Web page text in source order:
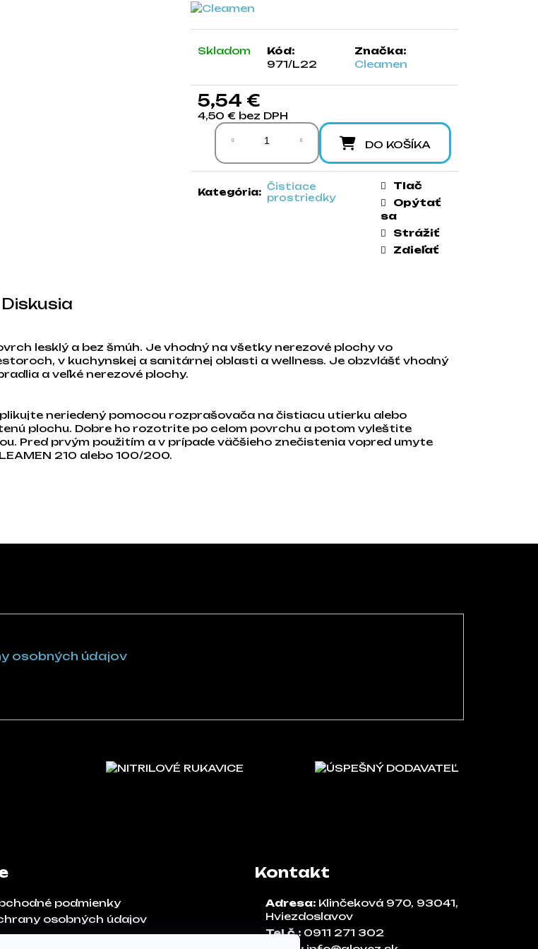
Skladom
Kód:
971/L22
Značka:
Cleamen
5,54 €
4,50 € bez DPH
Jednotková cena:
DO KOŠÍKA
Kategória: Čistiace
prostriedky
Tlač
Opýtať
sa
Strážiť
Zdieľať
Diskusia
lesklý a bez šmúh. Je vhodný na všetky nerezové plochy vo
v kuchynskej a sanitárnej oblasti a wellness. Je obzvlášť vhodný
a veľké nerezové plochy.
neriedený pomocou rozprašovača na čistiacu utierku alebo
plochu. Dobre ho rozotrite po celom povrchu a potom vyleštite
Pred prvým použitím a v prípade väčšieho znečistenia vopred umyte
210 alebo 100/200.
osobných údajov
NITRILOVÉ RUKAVICE ÚSPEŠNÝ DODAVATEĽ
podmienky
osobných údajov
Kontakt
Adresa: Klinčeková 970, 93041,
Hviezdoslavov
Tel.č.: 0911 271 302